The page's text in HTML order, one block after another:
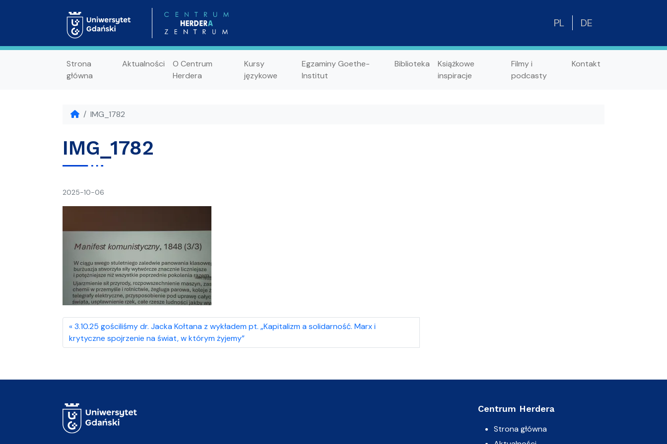
PL DE
Strona
główna
Aktualności
O Centrum
Herdera
Kursy
językowe
Egzaminy Goethe-
Institut
Biblioteka
Książkowe
inspiracje
Filmy i
podcasty
Kontakt
IMG_1782
IMG_1782
2025-10-06
3.10.25 gościliśmy dr. Jacka Kołtana z wykładem pt. „Kapitalizm a solidarność. Marx i
krytyczne spojrzenie na świat, w którym żyjemy”
Centrum Herdera
Strona główna